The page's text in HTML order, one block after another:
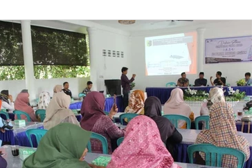
Indonesia Kasus Edukasi
Business Alliance Lembaga Generasi
Pendanaan Analisa Info